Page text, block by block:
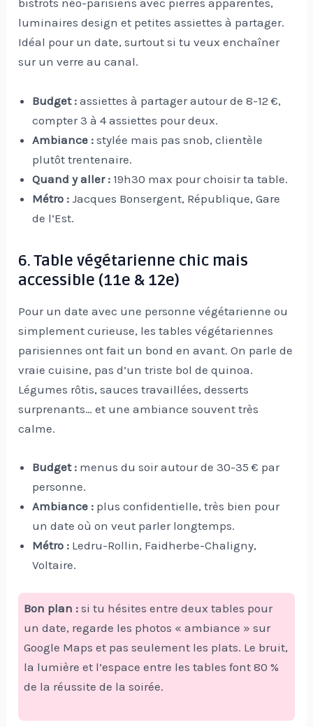
bistrots néo-parisiens avec pierres apparentes,
luminaires design et petites assiettes à partager.
Idéal pour un date, surtout si tu veux enchaîner
sur un verre au canal.
Budget : assiettes à partager autour de 8-12 €,
compter 3 à 4 assiettes pour deux.
Ambiance : stylée mais pas snob, clientèle
plutôt trentenaire.
Quand y aller : 19h30 max pour choisir ta table.
Métro : Jacques Bonsergent, République, Gare
de l’Est.
6. Table végétarienne chic mais
accessible (11e & 12e)
Pour un date avec une personne végétarienne ou
simplement curieuse, les tables végétariennes
parisiennes ont fait un bond en avant. On parle de
vraie cuisine, pas d’un triste bol de quinoa.
Légumes rôtis, sauces travaillées, desserts
surprenants… et une ambiance souvent très
calme.
Budget : menus du soir autour de 30-35 € par
personne.
Ambiance : plus confidentielle, très bien pour
un date où on veut parler longtemps.
Métro : Ledru-Rollin, Faidherbe-Chaligny,
Voltaire.
Bon plan : si tu hésites entre deux tables pour
un date, regarde les photos « ambiance » sur
Google Maps et pas seulement les plats. Le bruit,
la lumière et l’espace entre les tables font 80 %
de la réussite de la soirée.